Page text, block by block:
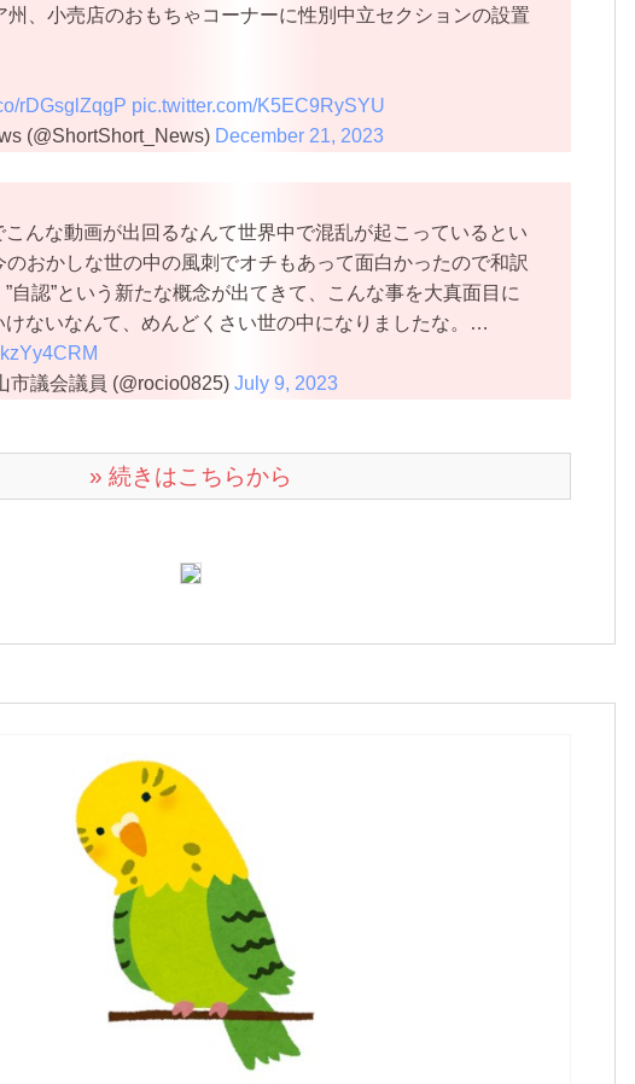
州、小売店のおもちゃコーナーに性別中立セクションの設置
rDGsglZqgP pic.twitter.com/K5EC9RySYU
(@ShortShort_News) December 21, 2023
こんな動画が出回るなんて世界中で混乱が起こっているとい
のおかしな世の中の風刺でオチもあって面白かったので和訳
自認”という新たな概念が出てきて、こんな事を大真面目に
けないなんて、めんどくさい世の中になりましたな。…
議会議員 (@rocio0825) July 9, 2023
» 続きはこちらから